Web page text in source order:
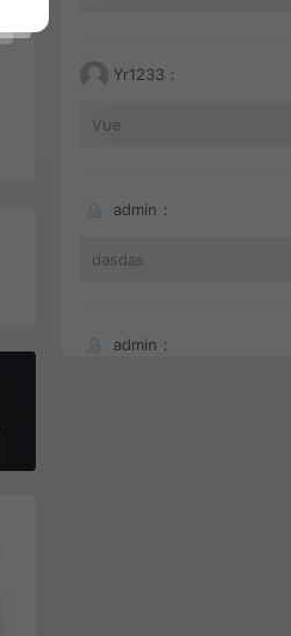
Yr1233：
Vue
admin：
dasdas
admin：